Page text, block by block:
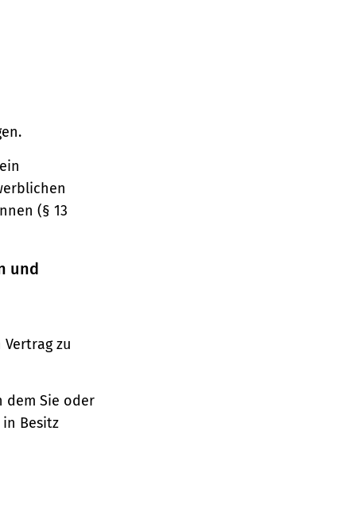
(§ 13
und
zu
dem Sie oder
Besitz